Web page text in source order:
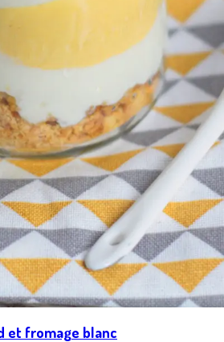
et fromage blanc